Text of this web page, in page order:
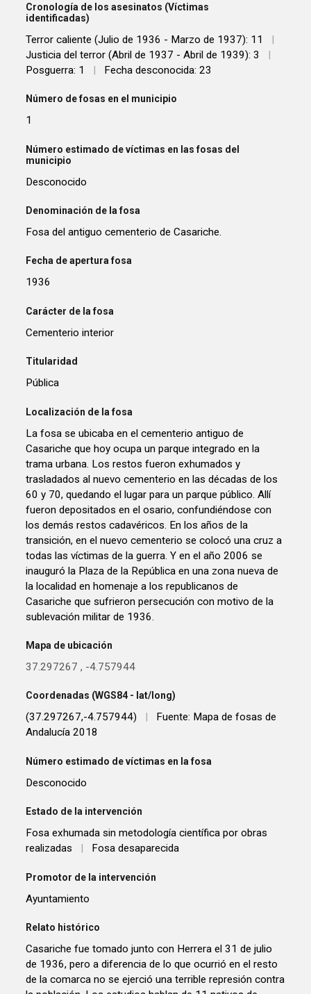
Cronología de los asesinatos (Víctimas
identificadas)
Terror caliente (Julio de 1936 - Marzo de 1937): 11
|
Justicia del terror (Abril de 1937 - Abril de 1939): 3
|
Posguerra: 1
| Fecha desconocida: 23
Número de fosas en el municipio
1
Número estimado de víctimas en las fosas del
municipio
Desconocido
Denominación de la fosa
Fosa del antiguo cementerio de Casariche.
Fecha de apertura fosa
1936
Carácter de la fosa
Cementerio interior
Titularidad
Pública
Localización de la fosa
La fosa se ubicaba en el cementerio antiguo de
Casariche que hoy ocupa un parque integrado en la
trama urbana. Los restos fueron exhumados y
trasladados al nuevo cementerio en las décadas de los
60 y 70, quedando el lugar para un parque público. Allí
fueron depositados en el osario, confundiéndose con
los demás restos cadavéricos. En los años de la
transición, en el nuevo cementerio se colocó una cruz a
todas las víctimas de la guerra. Y en el año 2006 se
inauguró la Plaza de la República en una zona nueva de
la localidad en homenaje a los republicanos de
Casariche que sufrieron persecución con motivo de la
sublevación militar de 1936.
Mapa de ubicación
37.297267 , -4.757944
Coordenadas (WGS84 - lat/long)
(37.297267,-4.757944)
Fuente: Mapa de fosas de
Andalucía 2018
Número estimado de víctimas en la fosa
Desconocido
Estado de la intervención
Fosa exhumada sin metodología científica por obras
realizadas
| Fosa desaparecida
Promotor de la intervención
Ayuntamiento
Relato histórico
Casariche fue tomado junto con Herrera el 31 de julio
de 1936, pero a diferencia de lo que ocurrió en el resto
de la comarca no se ejerció una terrible represión contra